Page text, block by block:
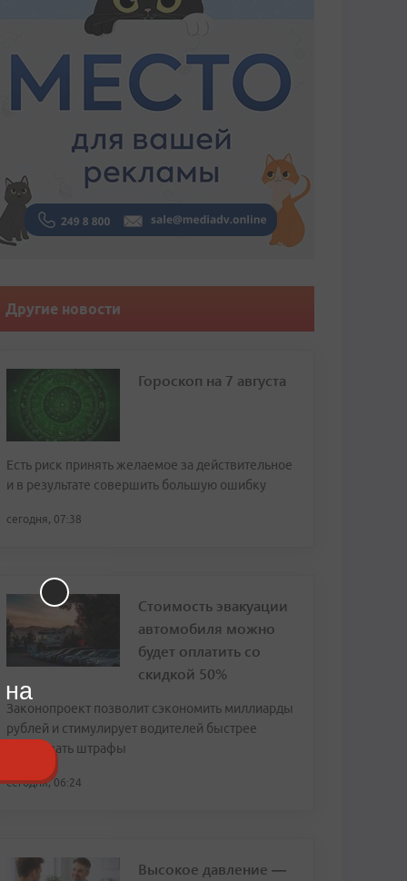
Другие новости
Гороскоп на 7 августа
Есть риск принять желаемое за действительное
и в результате совершить большую ошибку
сегодня, 07:38
Стоимость эвакуации
автомобиля можно
будет оплатить со
скидкой 50%
Законопроект позволит сэкономить миллиарды
рублей и стимулирует водителей быстрее
оплачивать штрафы
сегодня, 06:24
Высокое давление —